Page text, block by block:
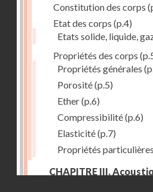
Constitution des corps
Etat des corps (p.4)
Etats solide, liquide,
Propriétés des corps
Propriétés générales
Porosité(p.5)
Ether(p.6)
Compressibilité(p.6)
Elasticité(p.7)
Propriétés particulières
CHAPITRE III.